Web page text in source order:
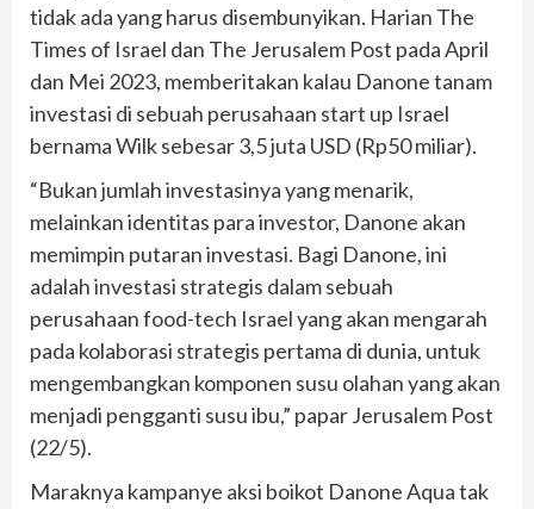
tidak ada yang harus disembunyikan. Harian The
Times of Israel dan The Jerusalem Post pada April
dan Mei 2023, memberitakan kalau Danone tanam
investasi di sebuah perusahaan start up Israel
bernama Wilk sebesar 3,5 juta USD (Rp50 miliar).
“Bukan jumlah investasinya yang menarik,
melainkan identitas para investor, Danone akan
memimpin putaran investasi. Bagi Danone, ini
adalah investasi strategis dalam sebuah
perusahaan food-tech Israel yang akan mengarah
pada kolaborasi strategis pertama di dunia, untuk
mengembangkan komponen susu olahan yang akan
menjadi pengganti susu ibu,” papar Jerusalem Post
(22/5).
Maraknya kampanye aksi boikot Danone Aqua tak